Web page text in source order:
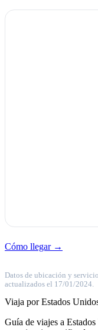
Cómo llegar →
Datos de ubicación y
actualizados el 17/01/2024.
Viaja por Estados
Guía de viajes a